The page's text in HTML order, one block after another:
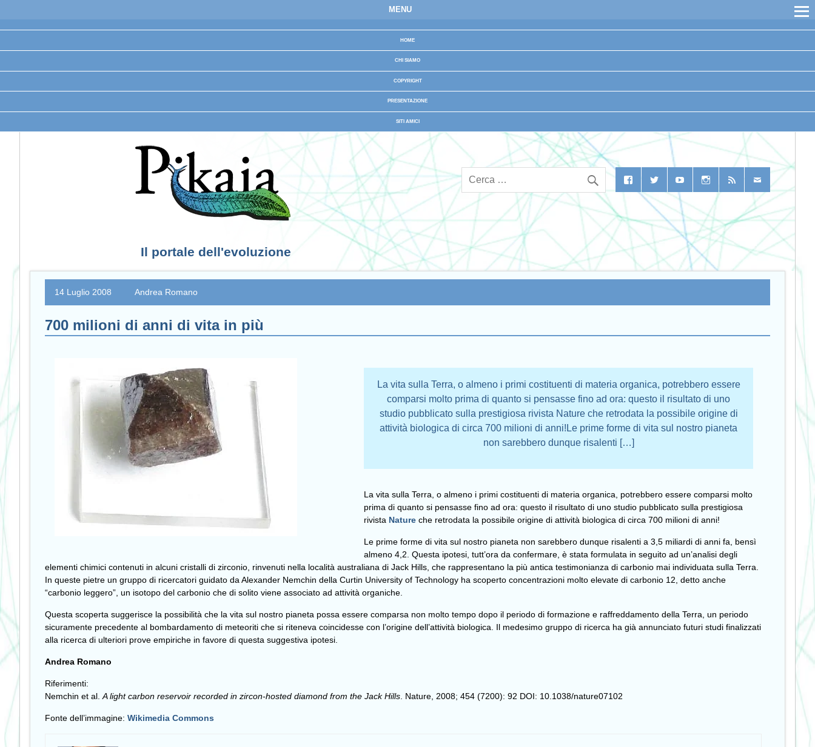
MENU
HOME
CHI SIAMO
COPYRIGHT
PRESENTAZIONE
SITI AMICI
Il portale dell'evoluzione
14 Luglio 2008 Andrea Romano
700 milioni di anni di vita in più
La vita sulla Terra, o almeno i primi costituenti di materia organica, potrebbero essere
comparsi molto prima di quanto si pensasse fino ad ora: questo il risultato di uno
studio pubblicato sulla prestigiosa rivista Nature che retrodata la possibile origine di
attività biologica di circa 700 milioni di anni!Le prime forme di vita sul nostro pianeta
non sarebbero dunque risalenti […]
La vita sulla Terra, o almeno i primi costituenti di materia organica, potrebbero essere comparsi molto
prima di quanto si pensasse fino ad ora: questo il risultato di uno studio pubblicato sulla prestigiosa
rivista Nature che retrodata la possibile origine di attività biologica di circa 700 milioni di anni!
Le prime forme di vita sul nostro pianeta non sarebbero dunque risalenti a 3,5 miliardi di anni fa, bensì
almeno 4,2. Questa ipotesi, tutt’ora da confermare, è stata formulata in seguito ad un’analisi degli
elementi chimici contenuti in alcuni cristalli di zirconio, rinvenuti nella località australiana di Jack Hills, che rappresentano la più antica testimonianza di carbonio mai individuata sulla Terra.
In queste pietre un gruppo di ricercatori guidato da Alexander Nemchin della Curtin University of Technology ha scoperto concentrazioni molto elevate di carbonio 12, detto anche
“carbonio leggero”, un isotopo del carbonio che di solito viene associato ad attività organiche.
Questa scoperta suggerisce la possibilità che la vita sul nostro pianeta possa essere comparsa non molto tempo dopo il periodo di formazione e raffreddamento della Terra, un periodo
sicuramente precedente al bombardamento di meteoriti che si riteneva coincidesse con l’origine dell’attività biologica. Il medesimo gruppo di ricerca ha già annunciato futuri studi finalizzati
alla ricerca di ulteriori prove empiriche in favore di questa suggestiva ipotesi.
Andrea Romano
Riferimenti:
Nemchin et al. A light carbon reservoir recorded in zircon-hosted diamond from the Jack Hills . Nature, 2008; 454 (7200): 92 DOI: 10.1038/nature07102
Fonte dell’immagine: Wikimedia Commons